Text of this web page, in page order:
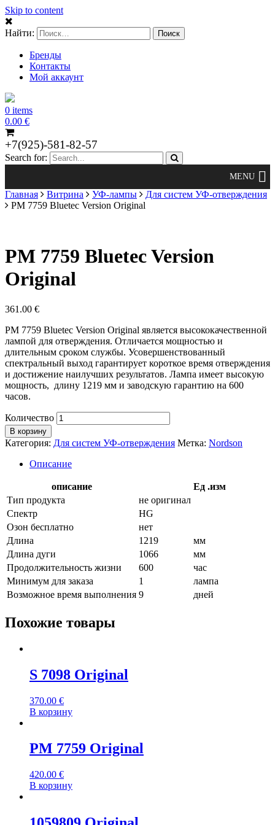
Skip to content
Найти:
Бренды
Контакты
Мой аккаунт
0 items
0.00 €
+7(925)-581-82-57
Search for:
Главная Витрина УФ-лампы
Для систем УФ-отверждения
PM 7759 Bluetec Version Original
PM 7759 Bluetec Version
Original
361.00 €
PM 7759 Bluetec Version Original является высококачественной
лампой для отверждения. Отличается мощностью и
длительным сроком службы. Усовершенствованный
спектральный выход гарантирует короткое время отверждения
и достижение наилучших результатов. Лампа имеет высокую
мощность, длину 1219 мм и заводскую гарантию на 600
часов.
Количество
В корзину
Категория: Для систем УФ-отверждения Метка: Nordson
Описание
описание
Ед .изм
Тип продукта
не оригинал
Спектр
HG
Озон бесплатно
нет
Длина
1219
мм
Длина дуги
1066
мм
Продолжительность жизни
600
час
Минимум для заказа
1
лампа
Возможное время выполнения 9 дней
Похожие товары
S 7098 Original
370.00 €
В корзину
PM 7759 Original
420.00 €
В корзину